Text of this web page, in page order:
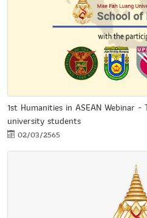
1st Humanities in ASEAN Webinar
university students
02/03/2565